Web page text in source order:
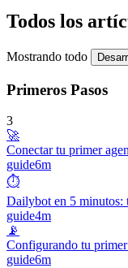
Todos los
Mostrando todo
Primeros Pasos
3
🚀
Conectar tu primer
guide6m
⏱️
Dailybot en 5 minutos:
guide4m
📡
Configurando tu
guide6m